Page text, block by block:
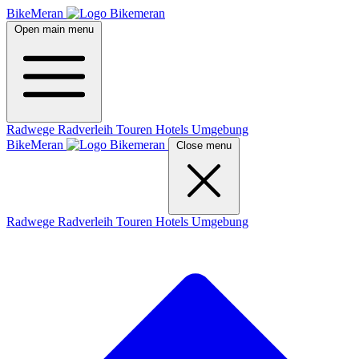
BikeMeran
Open main menu
Radwege Radverleih Touren Hotels Umgebung
BikeMeran
Close menu
Radwege Radverleih Touren Hotels Umgebung